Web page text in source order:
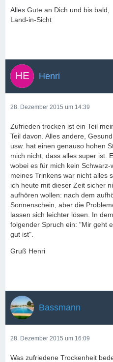
Alles Gute an Dich und bis bald,
Land-in-Sicht
Henri
28. Dezember 2015 um 14:39
Zufrieden trocken ist ein Teil
Teil davon. Alles andere,
usw. hat einen genauso hohen
mich nicht, dass alles super ist.
wobei es für mich kein
meines Trinkens war nicht alles
ich heute mit dieser Zeit sicher
aufhören wollen: nach dem
Sonnenschein, aber die
lassen sich leichter lösen. In
folgender Spruch ein: "Mir geht
gut ist".
Gruß Henri
Bassmann
28. Dezember 2015 um 16:09
Was zufriedene Trockenheit